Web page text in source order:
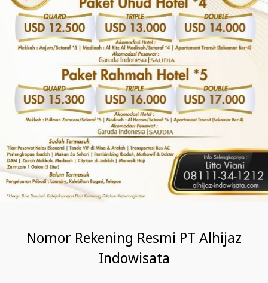
Nomor Rekening Resmi PT Alhijaz
Indowisata